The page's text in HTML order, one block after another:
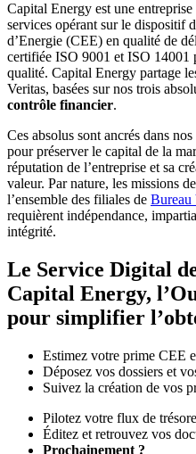
Capital Energy est une
services opérant sur le dispositif
d’Energie (CEE) en qualité de
certifiée ISO 9001 et ISO 14001
qualité. Capital Energy partage
Veritas, basées sur nos trois
contrôle financier.
Ces absolus sont ancrés dans
pour préserver le capital de la
réputation de l’entreprise et sa
valeur. Par nature, les missions de
l’ensemble des filiales de Bureau
requièrent indépendance,
intégrité.
Le Service Digital
Capital Energy,
pour simplifier
Estimez votre prime CEE
Déposez vos dossiers et
Suivez la création de vos
Pilotez votre flux de
Éditez et retrouvez vos
Prochainement ?